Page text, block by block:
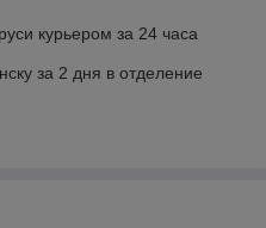
курьером за 24 часа
за 2 дня в отделение